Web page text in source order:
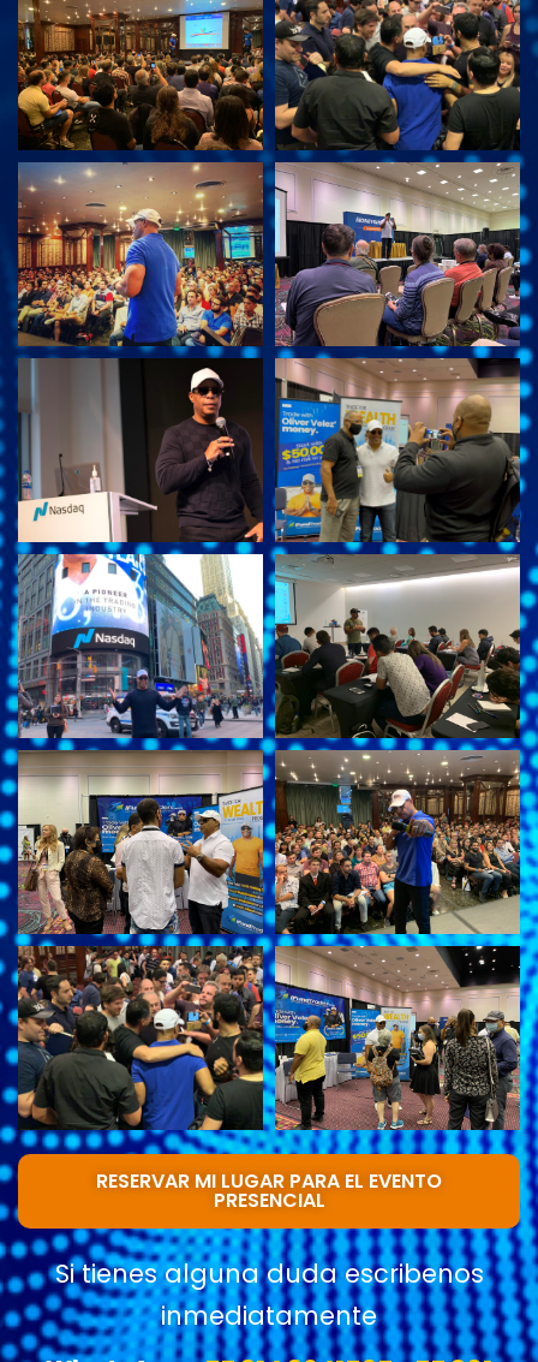
RESERVAR MI LUGAR PARA EL EVENTO
PRESENCIAL
Si tienes alguna duda escribenos
inmediatamente